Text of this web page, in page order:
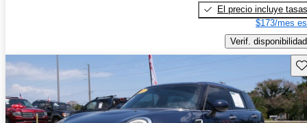
El precio incluye tasas
$173/mes
Verif. disponibilidad